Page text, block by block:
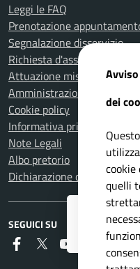
Registrati ai
Leggi le FAQ
Prenotazione
Segnalazione disservizio
Richiesta d'assistenza
Attuazione misure PNRR
Amministrazione trasparente
Cookie policy
Informativa privacy
Note Legali
Albo pretorio
Dichiarazione di
SEGUICI SU
FaceboookTwitter Youtube
dei
cookie
quelli